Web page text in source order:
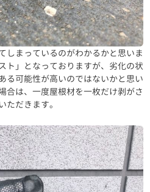
しまっているのがわかるかと思いま
ト」となっておりますが、劣化の状
る可能性が高いのではないかと思い
合は、一度屋根材を一枚だけ剥がさ
だきます。